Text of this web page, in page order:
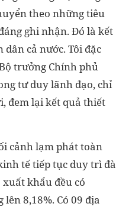
theo những tiêu
ghi nhận. Đó là kết
cả nước. Tôi đặc
trưởng Chính phủ
tư duy lãnh đạo, chỉ
đem lại kết quả thiết
cảnh lạm phát toàn
tế tiếp tục duy trì đà
xuất khẩu đều có
8,18%. Có 09 địa